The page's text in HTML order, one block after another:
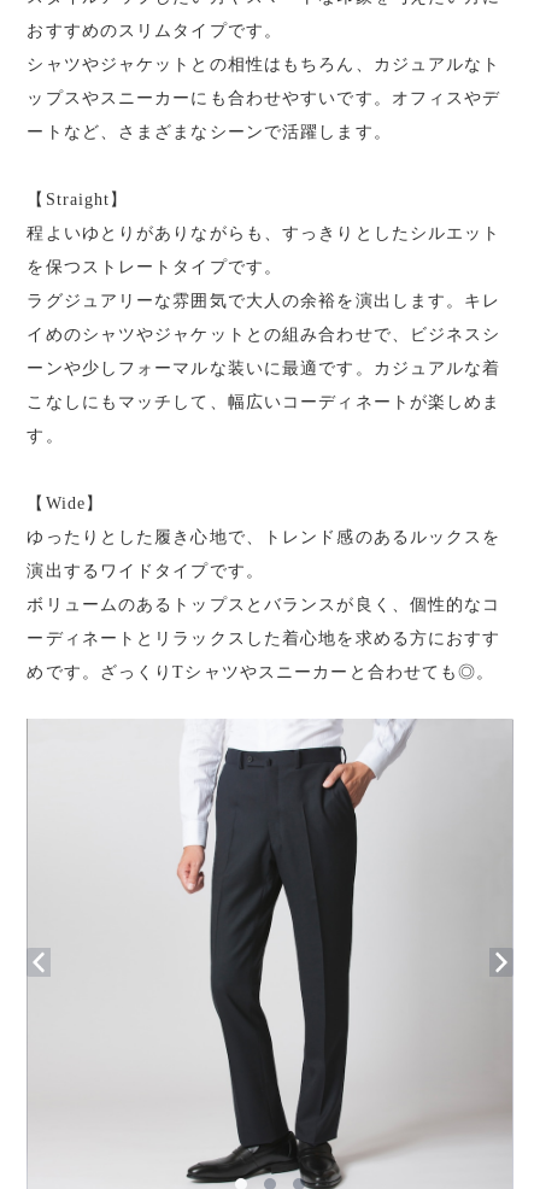
おすすめのスリムタイプです。
シャツやジャケットとの相性はもちろん、カジュアルなト
ップスやスニーカーにも合わせやすいです。オフィスやデ
ートなど、さまざまなシーンで活躍します。
【Straight】
程よいゆとりがありながらも、すっきりとしたシルエット
を保つストレートタイプです。
ラグジュアリーな雰囲気で大人の余裕を演出します。キレ
イめのシャツやジャケットとの組み合わせで、ビジネスシ
ーンや少しフォーマルな装いに最適です。カジュアルな着
こなしにもマッチして、幅広いコーディネートが楽しめま
す。
【Wide】
ゆったりとした履き心地で、トレンド感のあるルックスを
演出するワイドタイプです。
ボリュームのあるトップスとバランスが良く、個性的なコ
ーディネートとリラックスした着心地を求める方におすす
めです。ざっくりTシャツやスニーカーと合わせても◎。